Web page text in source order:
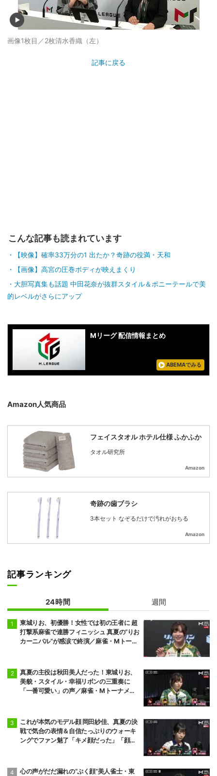
画像1枚目／2枚清水香織（左）
記事に戻る
こんな記事も読まれています
【映像】確率33万分の1 出たか？奇跡の役満・天和
【画像】高宮の圧巻ボディが映えまくり
大胆写真集も話題 中田花奈が抜群スタイル＆ポニーテールで美
的レベルがさらにアップ
Mリーグ 配信情報まとめ
ABEMAでみる
Amazon人気商品
フェイスタオル ホテル仕様 ふかふか
タオル研究所
Amazon
奇跡の歯ブラシ
3本セット なぞるだけで汚れがおちる
Amazon
記事ランキング
24時間 週間
東城りお、初優勝！女性では初の王者に 超
打撃系麻雀で連勝フィニッシュ 真夏の“りお
カーニバル”が感涙で終演／麻雀・Mトーナ
真夏の主役は秋田美人だった！東城りお、
美貌・スタイル・幸福リボンの三重奏に
「一番可愛い」の声／麻雀・Mトーナメン
これが本気のモデル顔 岡田紗佳、真夏の決
戦で気合の表情＆自信たっぷりのウォーキ
ングでファン魅了「キメ顔だった」「顔小
心の声がだだ漏れの“ぷく顔”美人雀士・東